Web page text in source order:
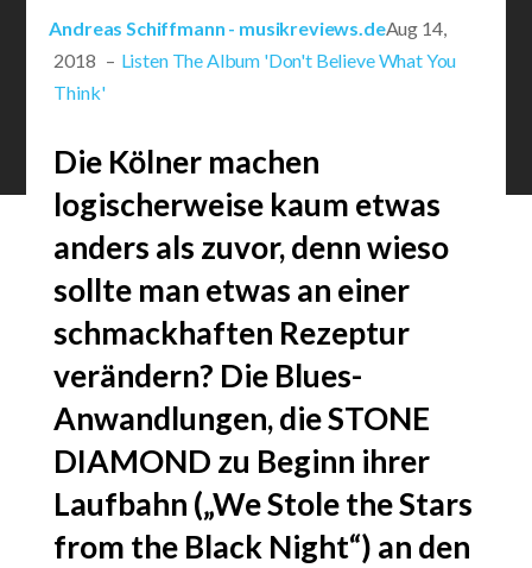
Andreas Schiffmann - musikreviews.deAug 14,
2018 –Listen The Album 'Don't Believe What You
Think'
Die Kölner machen
logischerweise kaum etwas
anders als zuvor, denn wieso
sollte man etwas an einer
schmackhaften Rezeptur
verändern? Die Blues-
Anwandlungen, die STONE
DIAMOND zu Beginn ihrer
Laufbahn („We Stole the Stars
from the Black Night“) an den